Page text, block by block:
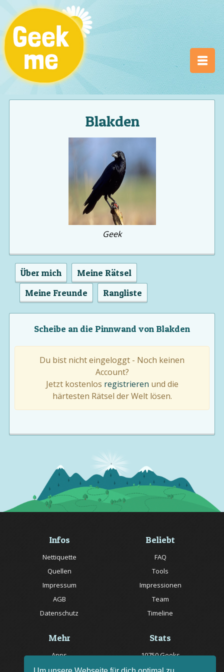
Blakden
Geek
Über mich
Meine Rätsel
Meine Freunde
Rangliste
Scheibe an die Pinnwand von Blakden
Du bist nicht eingeloggt - Noch keinen
Account?
Jetzt kostenlos registrieren und die
härtesten Rätsel der Welt lösen.
Infos
Nettiquette
Quellen
Impressum
AGB
Datenschutz
Beliebt
FAQ
Tools
Impressionen
Team
Timeline
Mehr
Apps
Jobs
Stats
10750 Geeks
20057 Rätsel online